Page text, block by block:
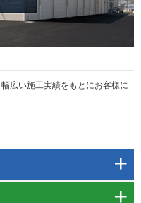
広い施工実績をもとにお客様に